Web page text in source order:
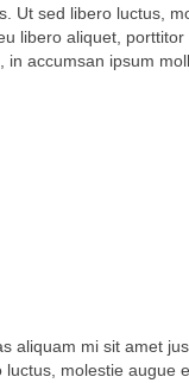
Ut sed libero luctus,
libero aliquet,
accumsan ipsum
aliquam mi sit amet
molestie